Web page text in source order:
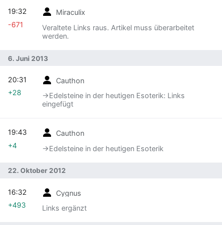
Miraculix
Veraltete Links raus. Artikel muss überarbeitet
werden.
19:32
-671
6. Juni 2013
Cauthon
→‎Edelsteine in der heutigen Esoterik: Links
eingefügt
20:31
+28
Cauthon
→‎Edelsteine in der heutigen Esoterik
19:43
+4
22. Oktober 2012
Cygnus
Links ergänzt
16:32
+493